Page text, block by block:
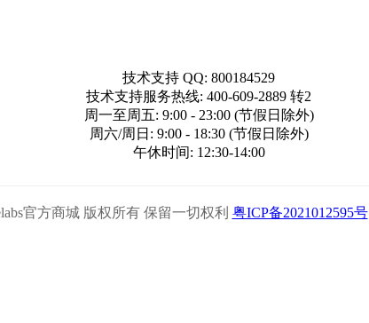
技术支持 QQ: 800184529
技术支持服务热线: 400-609-2889 转2
周一至周五: 9:00 - 23:00 (节假日除外)
周六/周日: 9:00 - 18:30 (节假日除外)
午休时间: 12:30-14:00
官方商城 版权所有 保留一切权利 粤ICP备2021012595号